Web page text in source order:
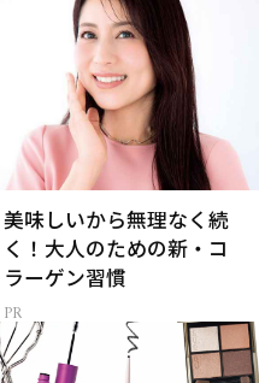
美味しいから無理なく続
く！大人のための新・コ
ラーゲン習慣